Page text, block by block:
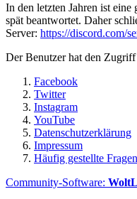
In den letzten Jahren ist
spät beantwortet. Daher
Server: https://discord.com/
Der Benutzer hat den
Facebook
Twitter
Instagram
YouTube
Datenschutzerklärung
Impressum
Häufig gestellte Fragen
Community-Software: